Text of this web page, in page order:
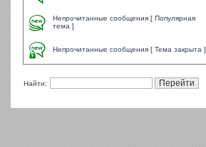
Непрочитанные сообщения [ Популярная
тема ]
Непрочитанные сообщения [ Тема закрыта ]
Найти: